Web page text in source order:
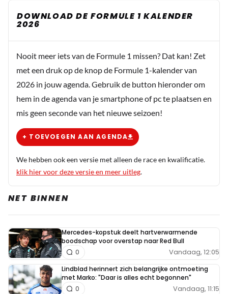
DOWNLOAD DE FORMULE 1 KALENDER
2026
Nooit meer iets van de Formule 1 missen? Dat kan! Zet
met een druk op de knop de Formule 1-kalender van
2026 in jouw agenda. Gebruik de button hieronder om
hem in de agenda van je smartphone of pc te plaatsen en
mis geen seconde van het nieuwe seizoen!
+ TOEVOEGEN AAN AGENDA
We hebben ook een versie met alleen de race en kwalificatie.
klik hier voor deze versie en meer uitleg.
NET BINNEN
Mercedes-kopstuk deelt hartverwarmende
boodschap voor overstap naar Red Bull
Vandaag, 12:05
0
Lindblad herinnert zich belangrijke ontmoeting
met Marko: "Daar is alles echt begonnen"
Vandaag, 11:15
0